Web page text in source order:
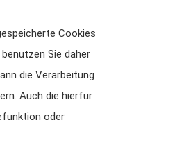
Cookies
Sie daher
die Verarbeitung
Auch die hierfür
oder